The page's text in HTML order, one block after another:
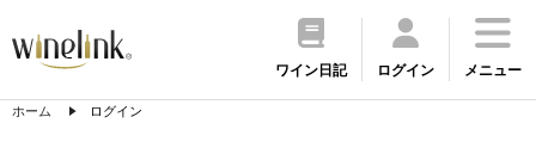
ワイン日記 ログイン メニュー
ホーム ログイン